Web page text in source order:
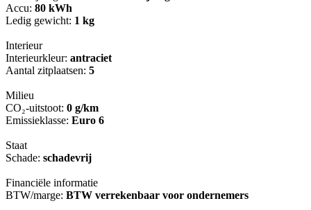
Accu: 80 kWh
Ledig gewicht: 1 kg
Interieur
Interieurkleur: antraciet
Aantal zitplaatsen: 5
Milieu
CO₂-uitstoot: 0 g/km
Emissieklasse: Euro 6
Staat
Schade: schadevrij
Financiële informatie
BTW/marge: BTW verrekenbaar voor ondernemers